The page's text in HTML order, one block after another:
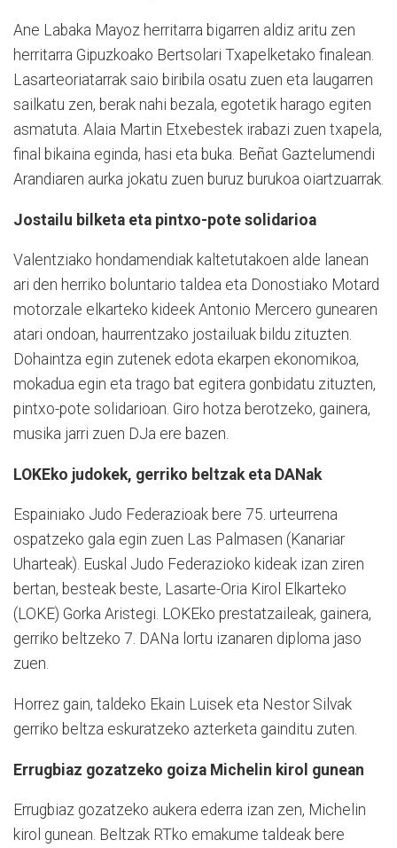
Ane Labaka Mayoz herritarra bigarren aldiz aritu zen
herritarra Gipuzkoako Bertsolari Txapelketako finalean.
Lasarteoriatarrak saio biribila osatu zuen eta laugarren
sailkatu zen, berak nahi bezala, egotetik harago egiten
asmatuta. Alaia Martin Etxebestek irabazi zuen txapela,
final bikaina eginda, hasi eta buka. Beñat Gaztelumendi
Arandiaren aurka jokatu zuen buruz burukoa oiartzuarrak.
Jostailu bilketa eta pintxo-pote solidarioa
Valentziako hondamendiak kaltetutakoen alde lanean
ari den herriko boluntario taldea eta Donostiako Motard
motorzale elkarteko kideek Antonio Mercero gunearen
atari ondoan, haurrentzako jostailuak bildu zituzten.
Dohaintza egin zutenek edota ekarpen ekonomikoa,
mokadua egin eta trago bat egitera gonbidatu zituzten,
pintxo-pote solidarioan. Giro hotza berotzeko, gainera,
musika jarri zuen DJa ere bazen.
LOKEko judokek, gerriko beltzak eta DANak
Espainiako Judo Federazioak bere 75. urteurrena
ospatzeko gala egin zuen Las Palmasen (Kanariar
Uharteak). Euskal Judo Federazioko kideak izan ziren
bertan, besteak beste, Lasarte-Oria Kirol Elkarteko
(LOKE) Gorka Aristegi. LOKEko prestatzaileak, gainera,
gerriko beltzeko 7. DANa lortu izanaren diploma jaso
zuen.
Horrez gain, taldeko Ekain Luisek eta Nestor Silvak
gerriko beltza eskuratzeko azterketa gainditu zuten.
Errugbiaz gozatzeko goiza Michelin kirol gunean
Errugbiaz gozatzeko aukera ederra izan zen, Michelin
kirol gunean. Beltzak RTko emakume taldeak bere